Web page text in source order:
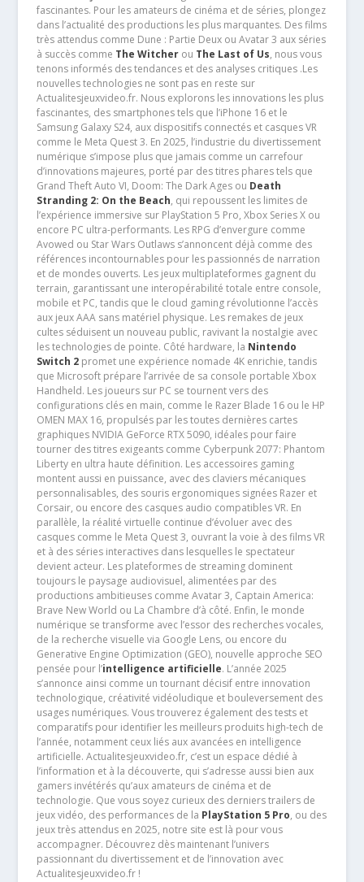
fascinantes. Pour les amateurs de cinéma et de séries, plongez
dans l’actualité des productions les plus marquantes. Des films
très attendus comme Dune : Partie Deux ou Avatar 3 aux séries
à succès comme The Witcherou The Last of Us, nous vous
tenons informés des tendances et des analyses critiques .Les
nouvelles technologies ne sont pas en reste sur
Actualitesjeuxvideo.fr. Nous explorons les innovations les plus
fascinantes, des smartphones tels que l’iPhone 16 et le
Samsung Galaxy S24, aux dispositifs connectés et casques VR
comme le Meta Quest 3. En 2025, l’industrie du divertissement
numérique s’impose plus que jamais comme un carrefour
d’innovations majeures, porté par des titres phares tels que
Grand Theft Auto VI, Doom: The Dark Ages ou Death
Stranding 2: On the Beach, qui repoussent les limites de
l’expérience immersive sur PlayStation 5 Pro, Xbox Series X ou
encore PC ultra-performants. Les RPG d’envergure comme
Avowed ou Star Wars Outlaws s’annoncent déjà comme des
références incontournables pour les passionnés de narration
et de mondes ouverts. Les jeux multiplateformes gagnent du
terrain, garantissant une interopérabilité totale entre console,
mobile et PC, tandis que le cloud gaming révolutionne l’accès
aux jeux AAA sans matériel physique. Les remakes de jeux
cultes séduisent un nouveau public, ravivant la nostalgie avec
les technologies de pointe. Côté hardware, la Nintendo
Switch 2promet une expérience nomade 4K enrichie, tandis
que Microsoft prépare l’arrivée de sa console portable Xbox
Handheld. Les joueurs sur PC se tournent vers des
configurations clés en main, comme le Razer Blade 16 ou le HP
OMEN MAX 16, propulsés par les toutes dernières cartes
graphiques NVIDIA GeForce RTX 5090, idéales pour faire
tourner des titres exigeants comme Cyberpunk 2077: Phantom
Liberty en ultra haute définition. Les accessoires gaming
montent aussi en puissance, avec des claviers mécaniques
personnalisables, des souris ergonomiques signées Razer et
Corsair, ou encore des casques audio compatibles VR. En
parallèle, la réalité virtuelle continue d’évoluer avec des
casques comme le Meta Quest 3, ouvrant la voie à des films VR
et à des séries interactives dans lesquelles le spectateur
devient acteur. Les plateformes de streaming dominent
toujours le paysage audiovisuel, alimentées par des
productions ambitieuses comme Avatar 3, Captain America:
Brave New World ou La Chambre d’à côté. Enfin, le monde
numérique se transforme avec l’essor des recherches vocales,
de la recherche visuelle via Google Lens, ou encore du
Generative Engine Optimization (GEO), nouvelle approche SEO
pensée pour l’intelligence artificielle. L’année 2025
s’annonce ainsi comme un tournant décisif entre innovation
technologique, créativité vidéoludique et bouleversement des
usages numériques. Vous trouverez également des tests et
comparatifs pour identifier les meilleurs produits high-tech de
l’année, notamment ceux liés aux avancées en intelligence
artificielle. Actualitesjeuxvideo.fr, c’est un espace dédié à
l’information et à la découverte, qui s’adresse aussi bien aux
gamers invétérés qu’aux amateurs de cinéma et de
technologie. Que vous soyez curieux des derniers trailers de
jeux vidéo, des performances de la PlayStation 5 Pro, ou des
jeux très attendus en 2025, notre site est là pour vous
accompagner. Découvrez dès maintenant l’univers
passionnant du divertissement et de l’innovation avec
Actualitesjeuxvideo.fr !